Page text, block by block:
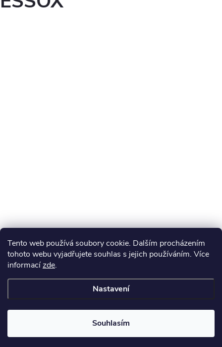
Tento web používá soubory cookie. Dalším procházením
tohoto webu vyjadřujete souhlas s jejich používáním. Více
informacízde.
Nastavení
Souhlasím